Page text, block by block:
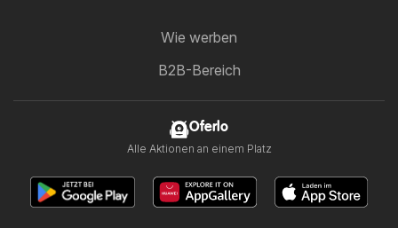
Wie werben
B2B-Bereich
Oferlo
Alle Aktionen an einem Platz